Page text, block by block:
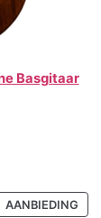
Basgitaar
AANBIEDING